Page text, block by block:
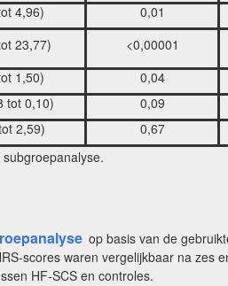
4,96) 0,01
23,77) <0,00001
1,50) 0,04
tot 0,10) 0,09
2,59) 0,67
op basis van de
scores waren vergelijkbaar na zes
HF-SCS en controles.